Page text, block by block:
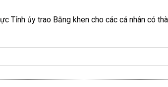
Tỉnh ủy trao Bằng khen cho các cá nhân có